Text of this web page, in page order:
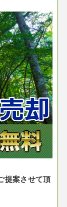
提案させて頂